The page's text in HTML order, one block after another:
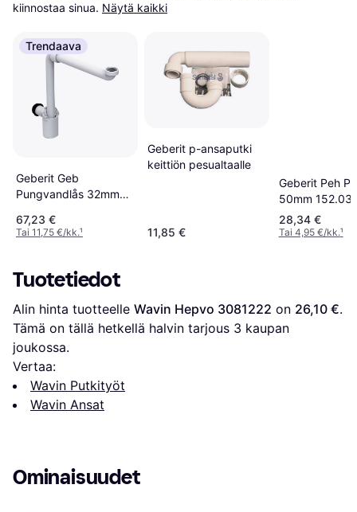
kiinnostaa sinua. Näytä kaikki
Trendaava
Geberit Geb
Pungvandlås 32mmx1
67,23 €
Tai 11,75 €/kk.¹
Geberit p-ansaputki
keittiön pesualtaalle
11,85 €
Geberit Peh
50mm
28,34 €
Tai 4,95 €/kk.¹
Tuotetiedot
Alin hinta tuotteelle Wavin Hepvo 3081222 on 26,10 €.
Tämä on tällä hetkellä halvin tarjous 3 kaupan
joukossa.
Vertaa:
Wavin Putkityöt
Wavin Ansat
Ominaisuudet